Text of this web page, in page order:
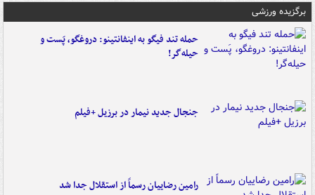
برگزیده ورزشی
حمله تند فیگو به اینفانتینو: دروغگو، پَست‌ و
حیله‌گر!
جنجال جدید نیمار در برزیل +فیلم
رامین رضاییان رسماً از استقلال جدا شد